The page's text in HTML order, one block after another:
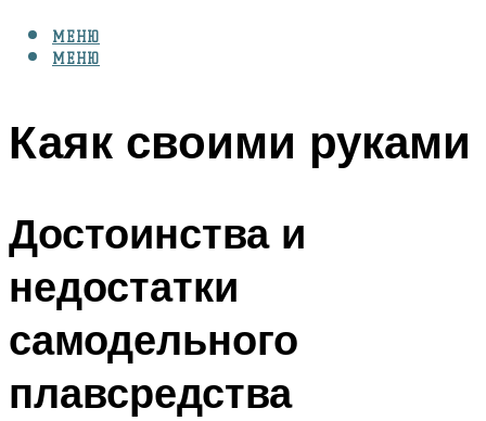
МЕНЮ
МЕНЮ
Каяк своими руками
Достоинства и
недостатки
самодельного
плавсредства